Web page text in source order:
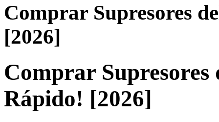
Comprar Supresores
[2026]
Comprar Supresores
Rápido! [2026]